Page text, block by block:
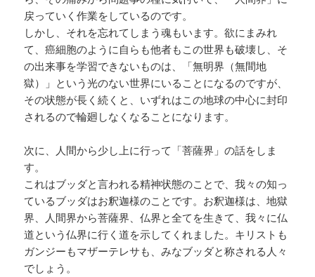
戻っていく作業をしているのです。
しかし、それを忘れてしまう魂もいます。欲にまみれ
て、癌細胞のように自らも他者もこの世界も破壊し、そ
の出来事を学習できないものは、「無明界（無間地
獄）」という光のない世界にいることになるのですが、
その状態が長く続くと、いずれはこの地球の中心に封印
されるので輪廻しなくなることになります。
次に、人間から少し上に行って「菩薩界」の話をしま
す。
これはブッダと言われる精神状態のことで、我々の知っ
ているブッダはお釈迦様のことです。お釈迦様は、地獄
界、人間界から菩薩界、仏界と全てを生きて、我々に仏
道という仏界に行く道を示してくれました。キリストも
ガンジーもマザーテレサも、みなブッダと称される人々
でしょう。